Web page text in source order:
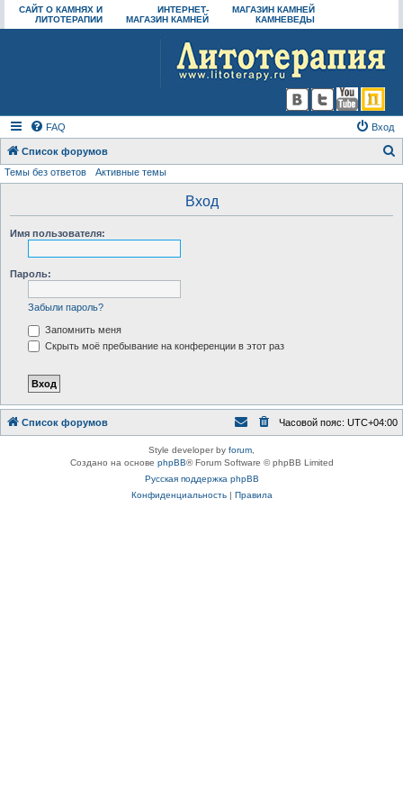
САЙТ О КАМНЯХ И
ЛИТОТЕРАПИИ
ИНТЕРНЕТ-
МАГАЗИН КАМНЕЙ
МАГАЗИН КАМНЕЙ
КАМНЕВЕДЫ
FAQ Вход
Список форумов
Темы без ответов Активные темы
Вход
Имя пользователя:
Пароль:
Забыли пароль?
Запомнить меня
Скрыть моё пребывание на конференции в этот раз
Список форумов Часовой пояс: UTC+04:00
Style developer by forum,
Создано на основе phpBB® Forum Software © phpBB Limited
Русская поддержка phpBB
Конфиденциальность| Правила